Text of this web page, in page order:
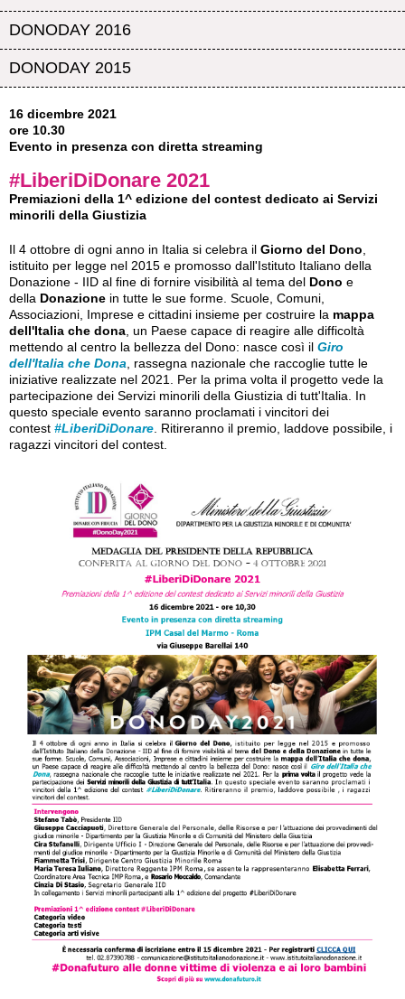
DONODAY 2016
DONODAY 2015
16 dicembre 2021
ore 10.30
Evento in presenza con diretta streaming
#LiberiDiDonare 2021
Premiazioni della 1^ edizione del contest dedicato ai Servizi
minorili della Giustizia
Il 4 ottobre di ogni anno in Italia si celebra il Giorno del Dono
istituito per legge nel 2015 e promosso dall'Istituto Italiano della
Donazione - IID al fine di fornire visibilità al tema del Dono e
della Donazione in tutte le sue forme. Scuole, Comuni,
Associazioni, Imprese e cittadini insieme per costruire la mappa
dell'Italia che dona , un Paese capace di reagire alle difficoltà
mettendo al centro la bellezza del Dono: nasce così il Giro
dell'Italia che Dona , rassegna nazionale che raccoglie tutte le
iniziative realizzate nel 2021. Per la prima volta il progetto vede la
partecipazione dei Servizi minorili della Giustizia di tutt'Italia. In
questo speciale evento saranno proclamati i vincitori dei
contest #LiberiDiDonare . Ritireranno il premio, laddove possibile, i
ragazzi vincitori del contest.